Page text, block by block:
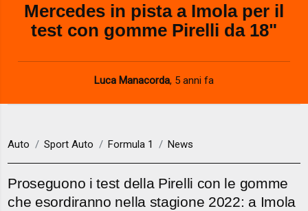
Mercedes in pista a Imola per il
test con gomme Pirelli da 18"
Luca Manacorda, 5 anni fa
Auto Sport Auto Formula 1 News
Proseguono i test della Pirelli con le gomme
che esordiranno nella stagione 2022: a Imola